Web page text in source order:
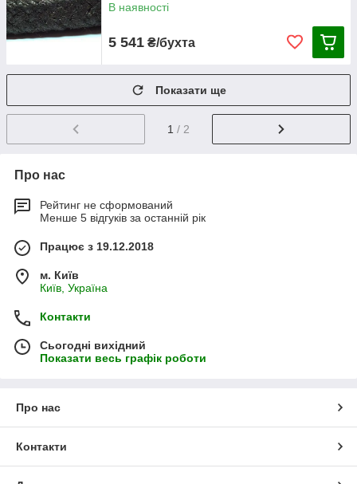
В наявності
5 541 ₴/бухта
Показати ще
1 / 2
Про нас
Рейтинг не сформований
Менше 5 відгуків за останній рік
Працює з 19.12.2018
м. Київ
Київ, Україна
Контакти
Сьогодні вихідний
Показати весь графік роботи
Про нас
Контакти